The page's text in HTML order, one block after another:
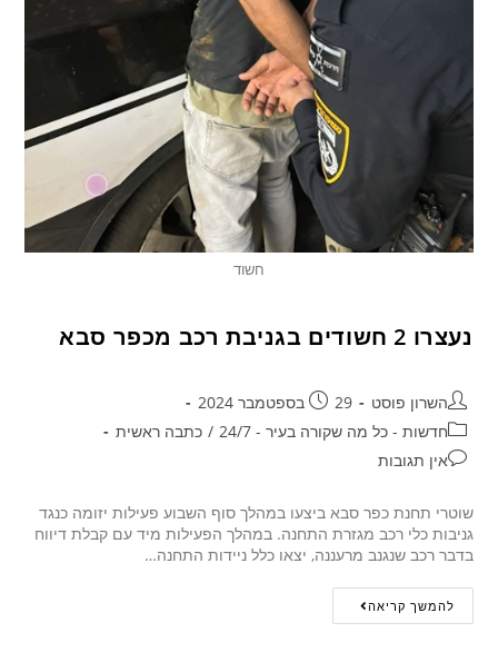
חשוד
נעצרו 2 חשודים בגניבת רכב מכפר סבא
השרון פוסט
29 בספטמבר 2024
חדשות - כל מה שקורה בעיר - 24/7
/ כתבה ראשית
אין תגובות
שוטרי תחנת כפר סבא ביצעו במהלך סוף השבוע פעילות יזומה כנגד
גניבות כלי רכב מגזרת התחנה. במהלך הפעילות מיד עם קבלת דיווח
בדבר רכב שנגנב מרעננה, יצאו כלל ניידות התחנה…
להמשך קריאה